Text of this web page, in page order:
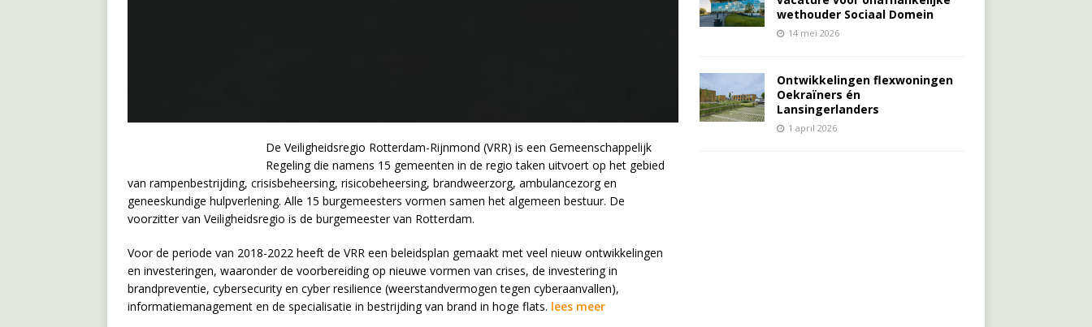
De Veiligheidsregio Rotterdam-Rijnmond (VRR) is een Gemeenschappelijk
Regeling die namens 15 gemeenten in de regio taken uitvoert op het gebied
van rampenbestrijding, crisisbeheersing, risicobeheersing, brandweerzorg, ambulancezorg en
geneeskundige hulpverlening. Alle 15 burgemeesters vormen samen het algemeen bestuur. De
voorzitter van Veiligheidsregio is de burgemeester van Rotterdam.
Voor de periode van 2018-2022 heeft de VRR een beleidsplan gemaakt met veel nieuw ontwikkelingen
en investeringen, waaronder de voorbereiding op nieuwe vormen van crises, de investering in
brandpreventie, cybersecurity en cyber resilience (weerstandvermogen tegen cyberaanvallen),
informatiemanagement en de specialisatie in bestrijding van brand in hoge flats. lees meer
wethouder Sociaal Domein
14 mei 2026
Ontwikkelingen flexwoningen
Oekraïners én
Lansingerlanders
1 april 2026